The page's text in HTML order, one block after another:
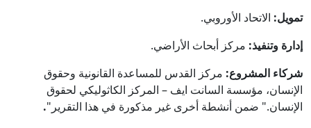
تمويل: الاتحاد الأوروبي.
إدارة وتنفيذ: مركز أبحاث الأراضي.
شركاء المشروع: مركز القدس للمساعدة القانونية وحقوق
الإنسان، مؤسسة السانت ايف – المركز الكاثوليكي لحقوق
الإنسان." ضمن أنشطة أخرى غير مذكورة في هذا التقرير".